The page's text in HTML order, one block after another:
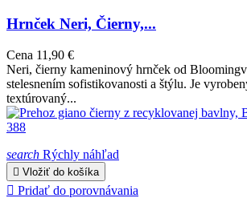
Hrnček Neri, Čierny,...
Cena 11,90 €
Neri, čierny kameninový hrnček od
stelesnením sofistikovanosti a štýlu. Je
textúrovaný...
search Rýchly náhľad
 Vložiť do košíka
 Pridať do porovnávania